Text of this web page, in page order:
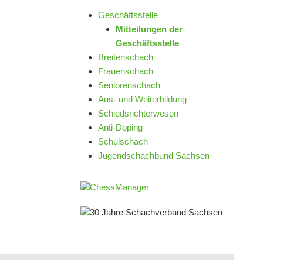
Geschäftsstelle
Mitteilungen der
Geschäftsstelle
Breitenschach
Frauenschach
Seniorenschach
Aus- und Weiterbildung
Schiedsrichterwesen
Anti-Doping
Schulschach
Jugendschachbund Sachsen